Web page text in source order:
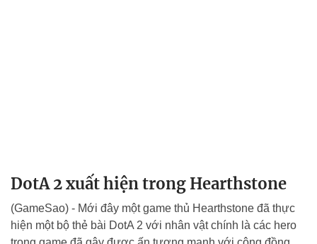
DotA 2 xuất hiện trong Hearthstone
(GameSao) - Mới đây một game thủ Hearthstone đã thực
hiện một bộ thẻ bài DotA 2 với nhân vật chính là các hero